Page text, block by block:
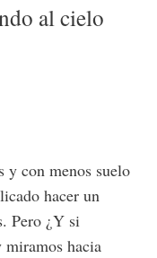
al cielo
y con menos suelo
hacer un
Pero ¿Y si
miramos hacia